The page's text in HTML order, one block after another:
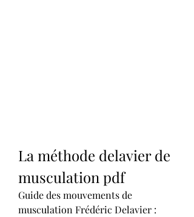
La méthode delavier de
musculation pdf
Guide des mouvements de
musculation Frédéric Delavier :